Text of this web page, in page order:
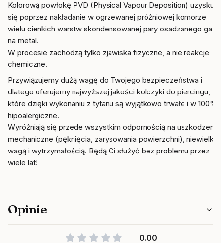
Kolorową powłokę PVD (Physical Vapour Deposition) uzyskuje
się poprzez nakładanie w ogrzewanej próżniowej komorze
wielu cienkich warstw skondensowanej pary osadzanego gazu
na metal.
W procesie zachodzą tylko zjawiska fizyczne, a nie reakcje
chemiczne.
Przywiązujemy dużą wagę do Twojego bezpieczeństwa i
dlatego oferujemy najwyższej jakości kolczyki do piercingu,
które dzięki wykonaniu z tytanu są wyjątkowo trwałe i w 100%
hipoalergiczne.
Wyróżniają się przede wszystkim odpornością na uszkodzenia
mechaniczne (pęknięcia, zarysowania powierzchni), niewielką
wagą i wytrzymałością. Będą Ci służyć bez problemu przez
wiele lat!
Opinie
0.00